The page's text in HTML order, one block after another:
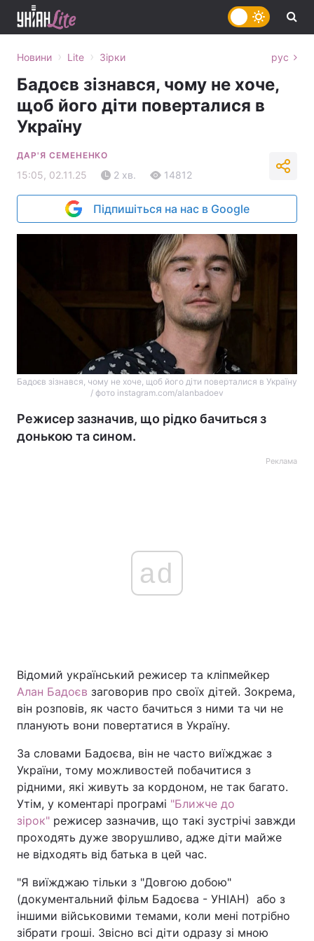
Головна Війна
Україна Політика
Економіка Світ
Спорт
Техно і зв'язок Лайт
Зброя Інциденти
Цікавинки Погода
Екологія Регіони
Новини › Lite › Зірки рус
Бадоєв зізнався, чому не хоче,
щоб його діти поверталися в
Україну
ДАР'Я СЕМЕНЕНКО
15:05, 02.11.25 2 хв. 14812
Підпишіться на нас в Google
Бадоєв зізнався, чому не хоче, щоб його діти поверталися в Україну
/ фото instagram.com/alanbadoev
Режисер зазначив, що рідко бачиться з
донькою та сином.
Реклама
ad
Відомий український режисер та кліпмейкер
Алан Бадоєв заговорив про своїх дітей. Зокрема,
він розповів, як часто бачиться з ними та чи не
планують вони повертатися в Україну.
За словами Бадоєва, він не часто виїжджає з
України, тому можливостей побачитися з
рідними, які живуть за кордоном, не так багато.
Утім, у коментарі програмі "Ближче до
зірок" режисер зазначив, що такі зустрічі завжди
проходять дуже зворушливо, адже діти майже
не відходять від батька в цей час.
"Я виїжджаю тільки з "Довгою добою"
(документальний фільм Бадоєва - УНІАН) або з
іншими військовими темами, коли мені потрібно
зібрати гроші. Звісно всі діти одразу зі мною